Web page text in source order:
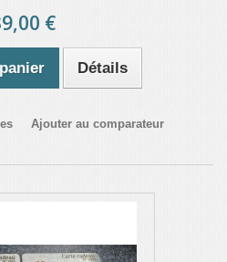
€
Détails
Ajouter au comparateur